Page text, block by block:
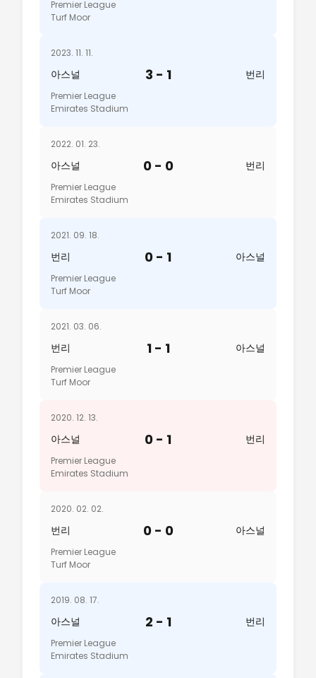
Premier League
Turf Moor
2023. 11. 11.
아스널 3 - 1 번리
Premier League
Emirates Stadium
2022. 01. 23.
아스널 0 - 0 번리
Premier League
Emirates Stadium
2021. 09. 18.
번리 0 - 1 아스널
Premier League
Turf Moor
2021. 03. 06.
번리 1 - 1 아스널
Premier League
Turf Moor
2020. 12. 13.
아스널 0 - 1 번리
Premier League
Emirates Stadium
2020. 02. 02.
번리 0 - 0 아스널
Premier League
Turf Moor
2019. 08. 17.
아스널 2 - 1 번리
Premier League
Emirates Stadium